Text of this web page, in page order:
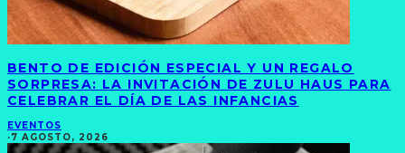
BENTO DE EDICIÓN ESPECIAL Y UN REGALO
SORPRESA: LA INVITACIÓN DE ZULU HAUS PARA
CELEBRAR EL DÍA DE LAS INFANCIAS
EVENTOS
·7 AGOSTO, 2026